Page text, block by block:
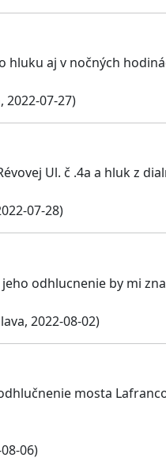
hluku aj v nočných
2022-07-27)
Ul. č .4a a hluk z
07-28)
odhlucnenie by mi
2022-08-02)
mosta
06)